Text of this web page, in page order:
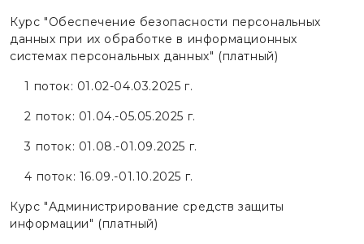
Курс "Обеспечение безопасности персональных
данных при их обработке в информационных
системах персональных данных" (платный)
1 поток: 01.02-04.03.2025 г.
2 поток: 01.04.-05.05.2025 г.
3 поток: 01.08.-01.09.2025 г.
4 поток: 16.09.-01.10.2025 г.
Курс "Администрирование средств защиты
информации" (платный)